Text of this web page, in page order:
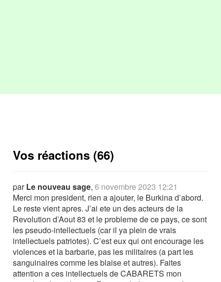
Vos réactions (66)
parLe nouveau sage,6 novembre 2023 12:21
Merci mon president, rien a ajouter, le Burkina d’abord.
Le reste vient apres. J’ai ete un des acteurs de la
Revolution d’Aout 83 et le probleme de ce pays, ce sont
les pseudo-intellectuels (car il ya plein de vrais
intellectuels patriotes). C’est eux qui ont encourage les
violences et la barbarie, pas les militaires (a part les
sanguinaires comme les blaise et autres). Faites
attention a ces intellectuels de CABARETS mon